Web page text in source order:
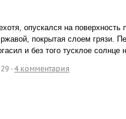
опускался на
покрытая слоем грязи.
и без того тусклое солнце
· 4 комментария